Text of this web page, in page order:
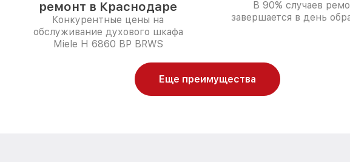
ремонт в Краснодаре
Конкурентные цены на
обслуживание духового шкафа
Miele H 6860 BP BRWS
В 90% случаев
завершается в день
Еще преимущества